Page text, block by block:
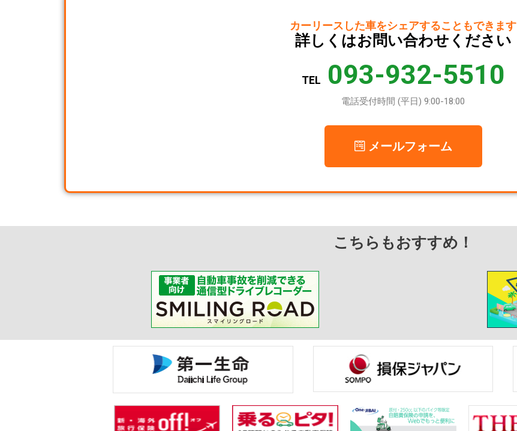
カーリースした車をシェアすることもできます
詳しくはお問い合わせください
TEL 093-932-5510
電話受付時間 (平日) 9:00-18:00
メールフォーム
こちらもおすすめ！